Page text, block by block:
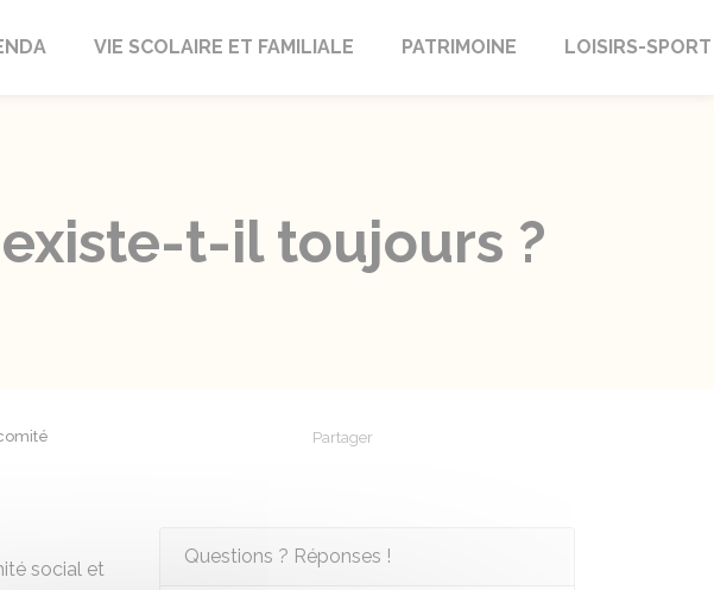
VIE SCOLAIRE ET FAMILIALE PATRIMOINE LOISIRS-SPORT
t-il toujours ?
Partager
social et
Questions ? Réponses !